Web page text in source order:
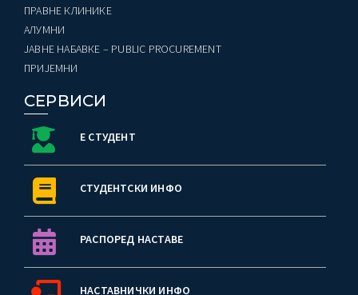
ПРАВНЕ КЛИНИКЕ
AЛУМНИ
ЈАВНЕ НАБАВКЕ – PUBLIC PROCUREMENT
ПРИЈЕМНИ
СЕРВИСИ
Е СТУДЕНТ
СТУДЕНТСКИ ИНФО
РАСПОРЕД НАСТАВЕ
НАСТАВНИЧКИ ИНФО